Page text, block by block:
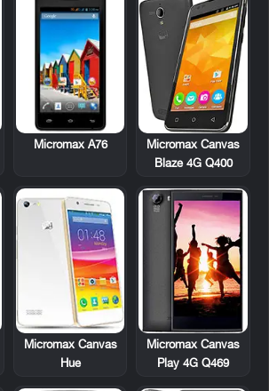
Micromax Canvas
Blaze 4G Q400
Micromax A76
Micromax Canvas
Play 4G Q469
Micromax Canvas
Hue